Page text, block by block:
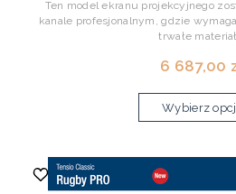
Ten model ekranu projekcyjnego
kanale profesjonalnym, gdzie
trwałe
6 687,00
Wybierz